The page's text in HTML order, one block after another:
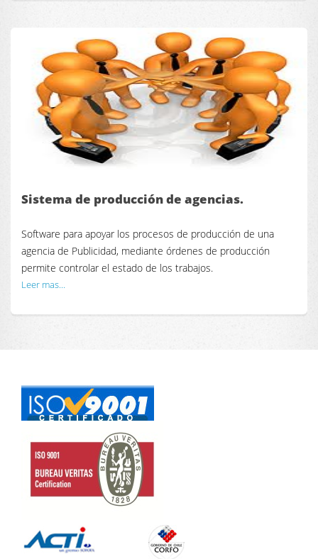
Sistema de producción de agencias.
Software para apoyar los procesos de producción de una
agencia de Publicidad, mediante órdenes de producción
permite controlar el estado de los trabajos.
Leer mas...